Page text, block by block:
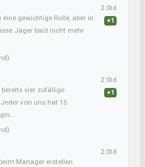
gewichtige Rolle, aber in
Jäger bald nicht mehr
2 Std
+1
bereits vier zufällige
von uns hat 15
2 Std
+1
Manager erstellen
2 Std